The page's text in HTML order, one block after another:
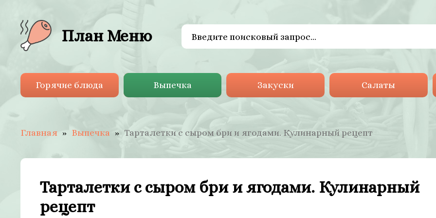
План Меню
Горячие блюда Выпечка Закуски Салаты
Главная Выпечка Тарталетки с сыром бри и ягодами. Кулинарный рецепт
Тарталетки с сыром бри и ягодами. Кулинарный
рецепт